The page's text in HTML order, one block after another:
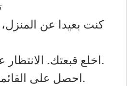
كنت بعيدا عن المنزل،
اخلع قبعتك. الانتظار
.
احصل على
.